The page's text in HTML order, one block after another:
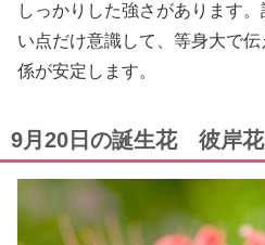
しっかりした強さがあります
い点だけ意識して、等身大で
係が安定します。
9月20日の誕生花 彼岸花